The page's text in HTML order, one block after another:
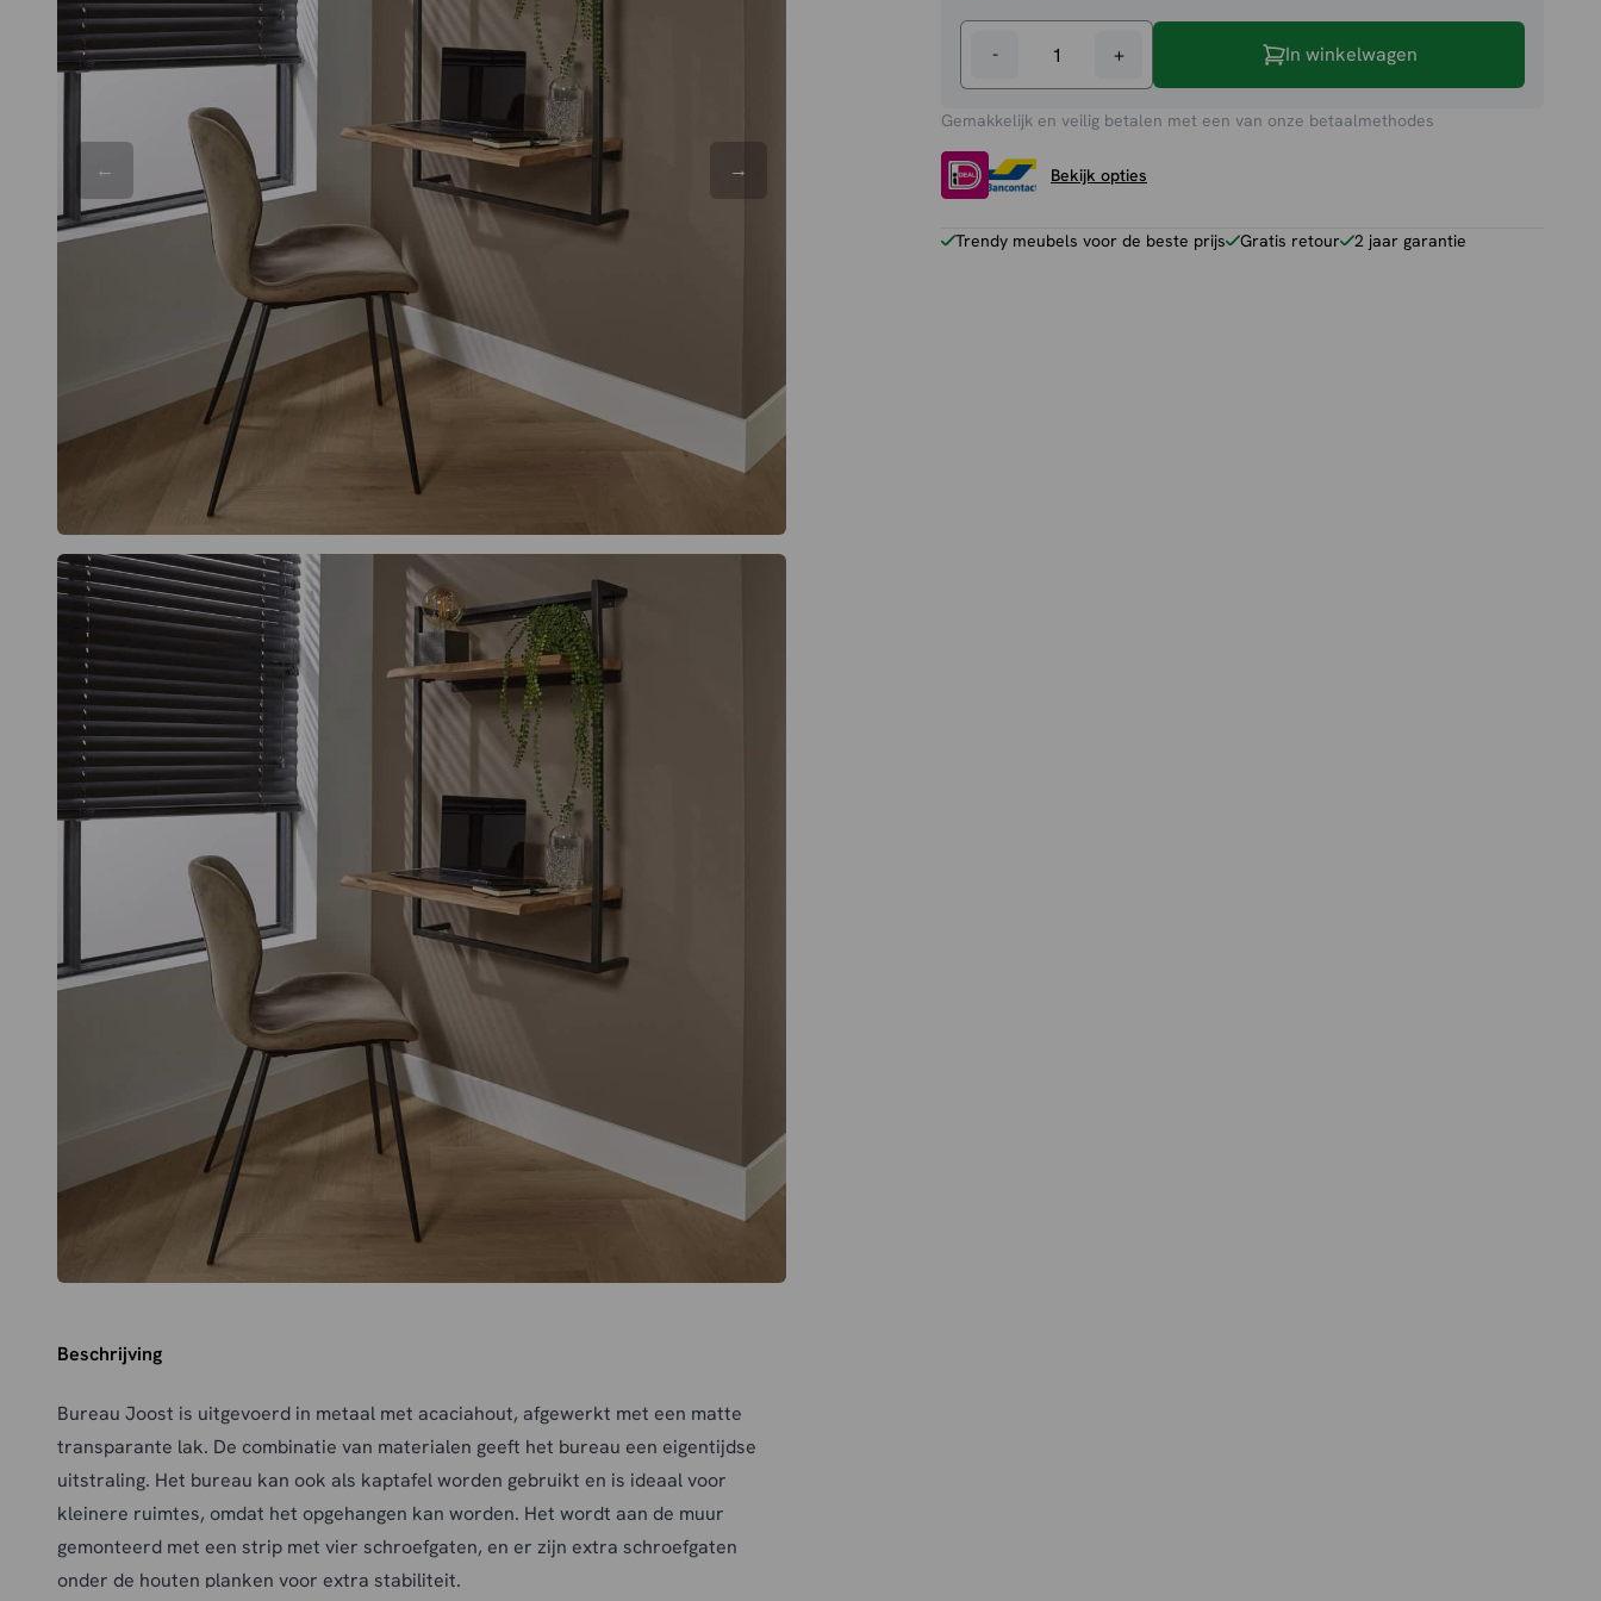
-
Joost
aantal
+ In winkelwagen
Gemakkelijk en veilig betalen met een van onze betaalmethodes
Bekijk opties
Trendy meubels voor de beste prijs Gratis retour 2 jaar garantie
Beschrijving
Bureau Joost is uitgevoerd in metaal met acaciahout, afgewerkt met een matte
transparante lak. De combinatie van materialen geeft het bureau een eigentijdse
uitstraling. Het bureau kan ook als kaptafel worden gebruikt en is ideaal voor
kleinere ruimtes, omdat het opgehangen kan worden. Het wordt aan de muur
gemonteerd met een strip met vier schroefgaten, en er zijn extra schroefgaten
onder de houten planken voor extra stabiliteit.